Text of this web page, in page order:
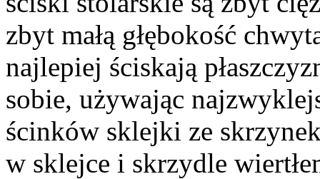
zbyt małą głębokość
najlepiej ściskają
sobie, używając
ścinków sklejki ze
w sklejce i skrzydle